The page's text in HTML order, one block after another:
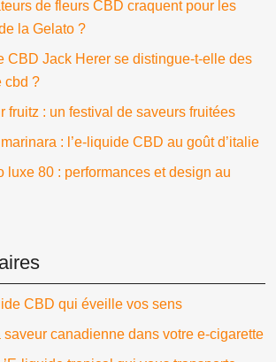
de fleurs CBD craquent pour les
la Gelato ?
CBD Jack Herer se distingue-t-elle des
cbd ?
fruitz : un festival de saveurs fruitées
: l’e-liquide CBD au goût d’italie
luxe 80 : performances et design au
CBD qui éveille vos sens
saveur canadienne dans votre e-cigarette